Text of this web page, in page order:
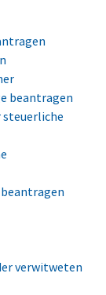
beantragen
steuerliche
verwitweten